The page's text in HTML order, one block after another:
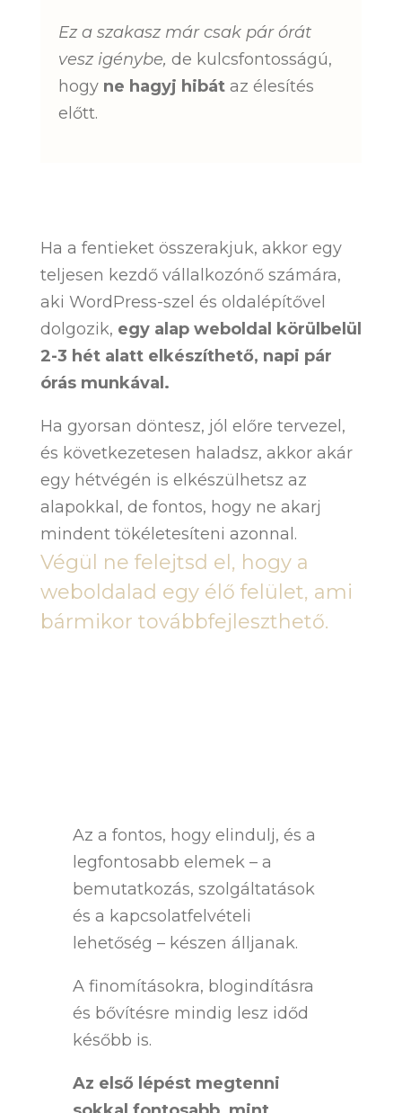
Ez a szakasz már csak pár órát
vesz igénybe, de kulcsfontosságú,
hogy ne hagyj hibátaz élesítés
előtt.
Ha a fentieket összerakjuk, akkor egy
teljesen kezdő vállalkozónő számára,
aki WordPress-szel és oldalépítővel
dolgozik, egy alap weboldal körülbelül
2-3 hét alatt elkészíthető, napi pár
órás munkával.
Ha gyorsan döntesz, jól előre tervezel,
és következetesen haladsz, akkor akár
egy hétvégén is elkészülhetsz az
alapokkal, de fontos, hogy ne akarj
mindent tökéletesíteni azonnal.
Végül ne felejtsd el, hogy a
weboldalad egy élő felület, ami
bármikor továbbfejleszthető.
Az a fontos, hogy elindulj, és a
legfontosabb elemek – a
bemutatkozás, szolgáltatások
és a kapcsolatfelvételi
lehetőség – készen álljanak.
A finomításokra, blogindításra
és bővítésre mindig lesz időd
később is.
Az első lépést megtenni